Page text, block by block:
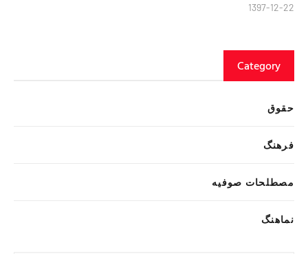
1397-12-22
Category
حقوق
فرهنگ
مصطلحات صوفیه
نماهنگ